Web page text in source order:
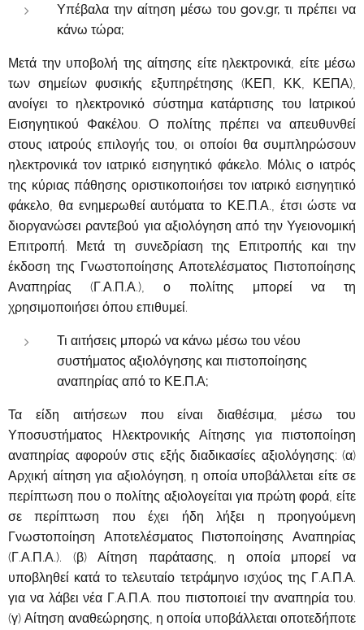
Υπέβαλα την αίτηση μέσω του gov.gr, τι πρέπει να
κάνω τώρα;
Μετά την υποβολή της αίτησης είτε ηλεκτρονικά, είτε μέσω
των σημείων φυσικής εξυπηρέτησης (ΚΕΠ, ΚΚ, ΚΕΠΑ),
ανοίγει το ηλεκτρονικό σύστημα κατάρτισης του Ιατρικού
Εισηγητικού Φακέλου. Ο πολίτης πρέπει να απευθυνθεί
στους ιατρούς επιλογής του, οι οποίοι θα συμπληρώσουν
ηλεκτρονικά τον ιατρικό εισηγητικό φάκελο. Μόλις ο ιατρός
της κύριας πάθησης οριστικοποιήσει τον ιατρικό εισηγητικό
φάκελο, θα ενημερωθεί αυτόματα το ΚΕ.Π.Α., έτσι ώστε να
διοργανώσει ραντεβού για αξιολόγηση από την Υγειονομική
Επιτροπή. Μετά τη συνεδρίαση της Επιτροπής και την
έκδοση της Γνωστοποίησης Αποτελέσματος Πιστοποίησης
Αναπηρίας (Γ.Α.Π.Α.), ο πολίτης μπορεί να τη
χρησιμοποιήσει όπου επιθυμεί.
Τι αιτήσεις μπορώ να κάνω μέσω του νέου
συστήματος αξιολόγησης και πιστοποίησης
αναπηρίας από το ΚΕ.Π.Α;
Τα είδη αιτήσεων που είναι διαθέσιμα, μέσω του
Υποσυστήματος Ηλεκτρονικής Αίτησης για πιστοποίηση
αναπηρίας αφορούν στις εξής διαδικασίες αξιολόγησης: (α)
Αρχική αίτηση για αξιολόγηση, η οποία υποβάλλεται είτε σε
περίπτωση που ο πολίτης αξιολογείται για πρώτη φορά, είτε
σε περίπτωση που έχει ήδη λήξει η προηγούμενη
Γνωστοποίηση Αποτελέσματος Πιστοποίησης Αναπηρίας
(Γ.Α.Π.Α.). (β) Αίτηση παράτασης, η οποία μπορεί να
υποβληθεί κατά το τελευταίο τετράμηνο ισχύος της Γ.Α.Π.Α.
για να λάβει νέα Γ.Α.Π.Α. που πιστοποιεί την αναπηρία του.
(γ) Αίτηση αναθεώρησης, η οποία υποβάλλεται οποτεδήποτε